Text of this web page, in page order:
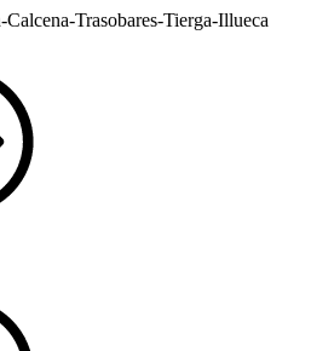
Trasobares-Tierga-Illueca